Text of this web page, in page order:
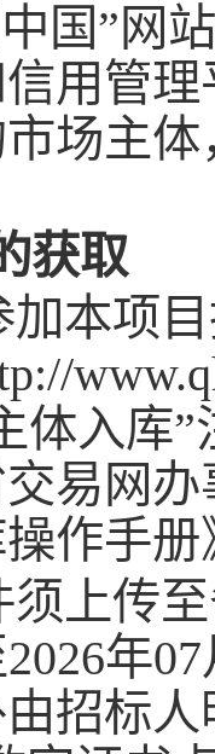
国”网
用管理
场主
获取
加本项
体入库
易网
作手册
须上传
年
招标